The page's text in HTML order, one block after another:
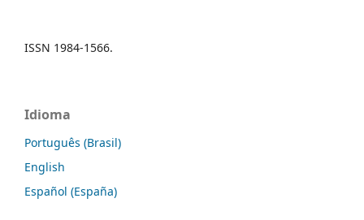
ISSN 1984-1566.
Idioma
Português (Brasil)
English
Español (España)